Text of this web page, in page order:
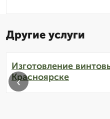
Другие услуги
Изготовление
Красноярске
‹